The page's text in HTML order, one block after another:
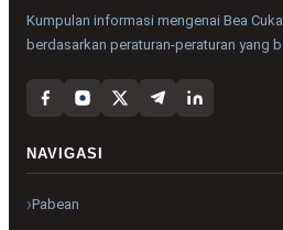
Kumpulan informasi mengenai Bea
berdasarkan peraturan-peraturan yang
NAVIGASI
Pabean